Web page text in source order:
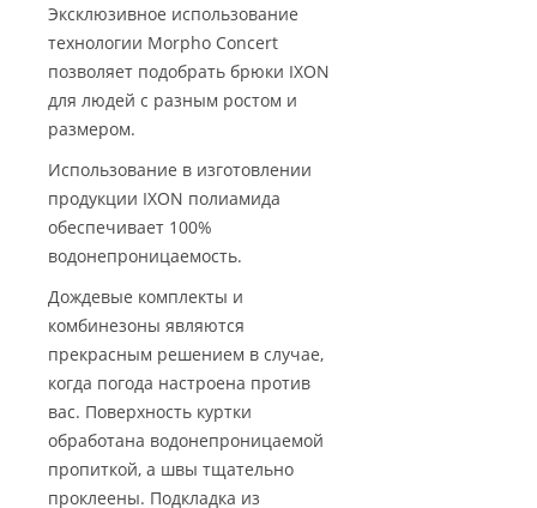
Эксклюзивное использование
технологии Morpho Concert
позволяет подобрать брюки IXON
для людей с разным ростом и
размером.
Использование в изготовлении
продукции IXON полиамида
обеспечивает 100%
водонепроницаемость.
Дождевые комплекты и
комбинезоны являются
прекрасным решением в случае,
когда погода настроена против
вас. Поверхность куртки
обработана водонепроницаемой
пропиткой, а швы тщательно
проклеены. Подкладка из